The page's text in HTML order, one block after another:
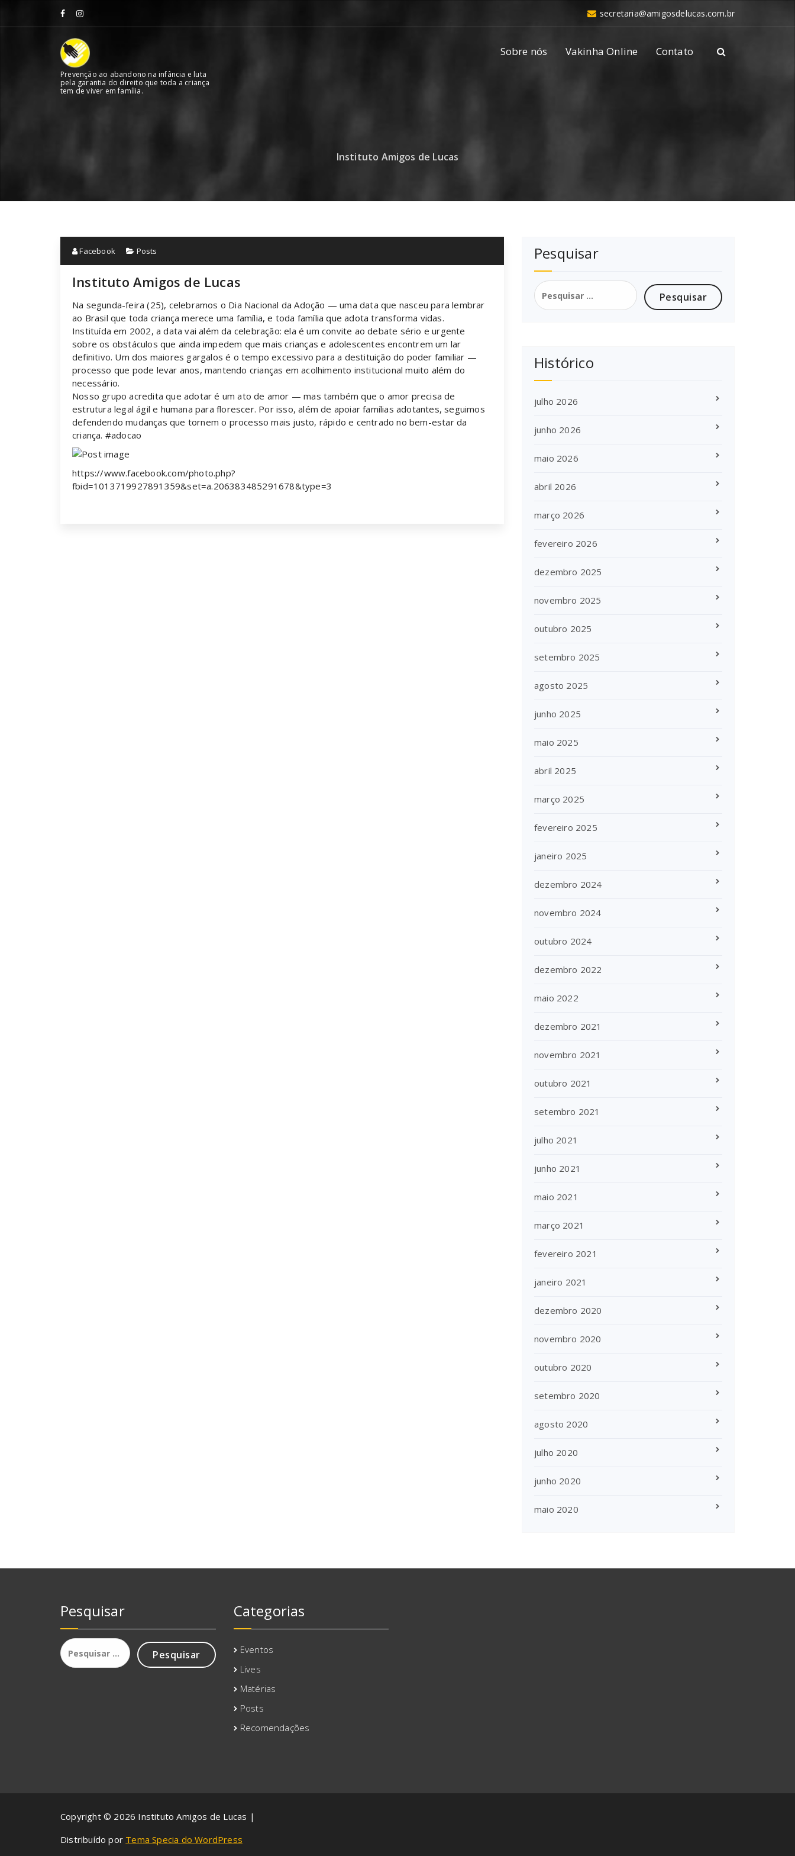
content
secretaria@amigosdelucas.com.br
Prevenção ao abandono na infância e luta
pela garantia do direito que toda a criança
tem de viver em família.
Sobre nós Vakinha Online Contato
Instituto Amigos de Lucas
Facebook Posts
Instituto Amigos de Lucas
Na segunda-feira (25), celebramos o Dia Nacional da Adoção — uma data que nasceu para lembrar
ao Brasil que toda criança merece uma família, e toda família que adota transforma vidas.
Instituída em 2002, a data vai além da celebração: ela é um convite ao debate sério e urgente
sobre os obstáculos que ainda impedem que mais crianças e adolescentes encontrem um lar
definitivo. Um dos maiores gargalos é o tempo excessivo para a destituição do poder familiar —
processo que pode levar anos, mantendo crianças em acolhimento institucional muito além do
necessário.
Nosso grupo acredita que adotar é um ato de amor — mas também que o amor precisa de
estrutura legal ágil e humana para florescer. Por isso, além de apoiar famílias adotantes, seguimos
defendendo mudanças que tornem o processo mais justo, rápido e centrado no bem-estar da
criança. #adocao
https://www.facebook.com/photo.php?
fbid=1013719927891359&set=a.206383485291678&type=3
Pesquisar
Pesquisar
por:
Histórico
julho 2026
junho 2026
maio 2026
abril 2026
março 2026
fevereiro 2026
dezembro 2025
novembro 2025
outubro 2025
setembro 2025
agosto 2025
junho 2025
maio 2025
abril 2025
março 2025
fevereiro 2025
janeiro 2025
dezembro 2024
novembro 2024
outubro 2024
dezembro 2022
maio 2022
dezembro 2021
novembro 2021
outubro 2021
setembro 2021
julho 2021
junho 2021
maio 2021
março 2021
fevereiro 2021
janeiro 2021
dezembro 2020
novembro 2020
outubro 2020
setembro 2020
agosto 2020
julho 2020
junho 2020
maio 2020
Pesquisar
Pesquisar
por:
Categorias
Eventos
Lives
Matérias
Posts
Recomendações
Copyright © 2026 Instituto Amigos de Lucas |
Distribuído por Tema Specia do WordPress